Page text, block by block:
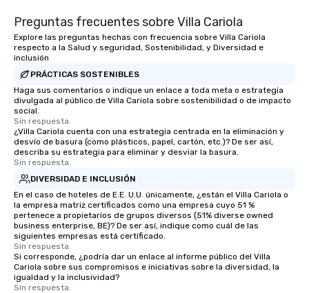
Preguntas frecuentes sobre Villa Cariola
Explore las preguntas hechas con frecuencia sobre Villa Cariola
respecto a la Salud y seguridad, Sostenibilidad, y Diversidad e
inclusión
PRÁCTICAS SOSTENIBLES
Haga sus comentarios o indique un enlace a toda meta o estrategia
divulgada al público de Villa Cariola sobre sostenibilidad o de impacto
social.
Sin respuesta.
¿Villa Cariola cuenta con una estrategia centrada en la eliminación y
desvío de basura (como plásticos, papel, cartón, etc.)? De ser así,
describa su estrategia para eliminar y desviar la basura.
Sin respuesta.
DIVERSIDAD E INCLUSIÓN
En el caso de hoteles de E.E. U.U. únicamente, ¿están el Villa Cariola o
la empresa matriz certificados como una empresa cuyo 51 %
pertenece a propietarios de grupos diversos (51% diverse owned
business enterprise, BE)? De ser así, indique como cuál de las
siguientes empresas está certificado.
Sin respuesta.
Si corresponde, ¿podría dar un enlace al informe público del Villa
Cariola sobre sus compromisos e iniciativas sobre la diversidad, la
igualdad y la inclusividad?
Sin respuesta.